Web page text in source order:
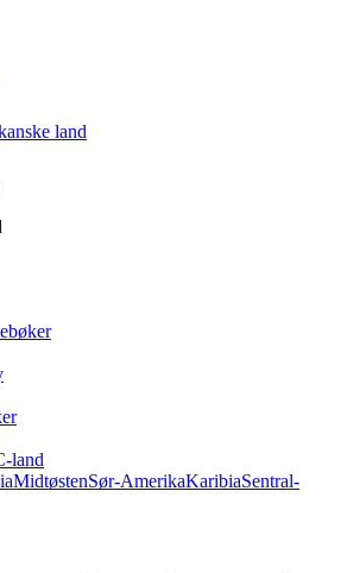
land
land
MidtøstenSør-AmerikaKaribiaSentral-